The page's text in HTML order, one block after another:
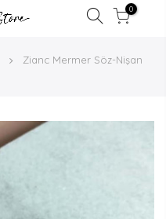
0
Zianc Mermer Söz-Nişan